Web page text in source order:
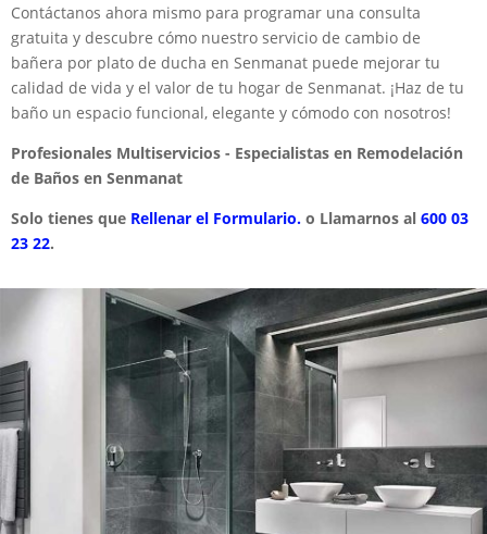
Contáctanos ahora mismo para programar una consulta
gratuita y descubre cómo nuestro servicio de cambio de
bañera por plato de ducha en Senmanat puede mejorar tu
calidad de vida y el valor de tu hogar de Senmanat. ¡Haz de tu
baño un espacio funcional, elegante y cómodo con nosotros!
Profesionales Multiservicios - Especialistas en Remodelación
de Baños en Senmanat
Solo tienes que Rellenar el Formulario. o Llamarnos al 600 03
23 22.